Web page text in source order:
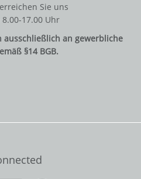
Sie uns
17.00 Uhr
ausschließlich an gewerbliche
§14 BGB.